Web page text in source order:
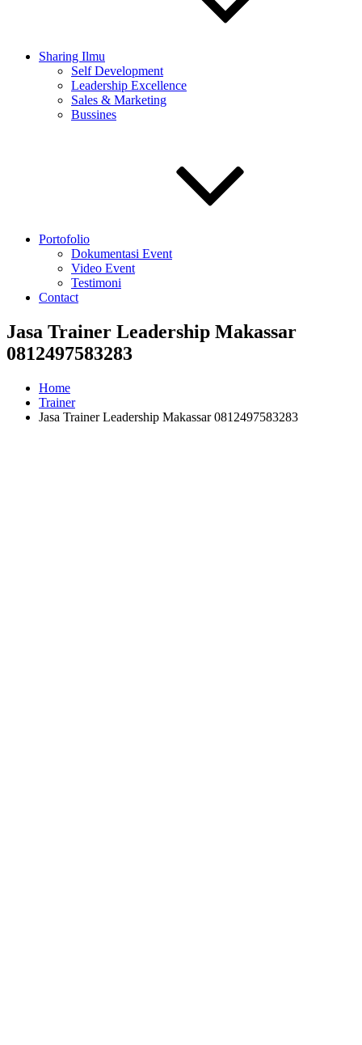
Sharing Ilmu
Self Development
Leadership Excellence
Sales & Marketing
Bussines
Portofolio
Dokumentasi Event
Video Event
Testimoni
Contact
Jasa Trainer Leadership Makassar
0812497583283
Home
Trainer
Jasa Trainer Leadership Makassar 0812497583283